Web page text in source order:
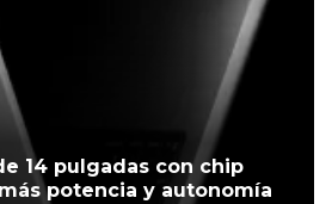
14 pulgadas con chip
potencia y autonomía